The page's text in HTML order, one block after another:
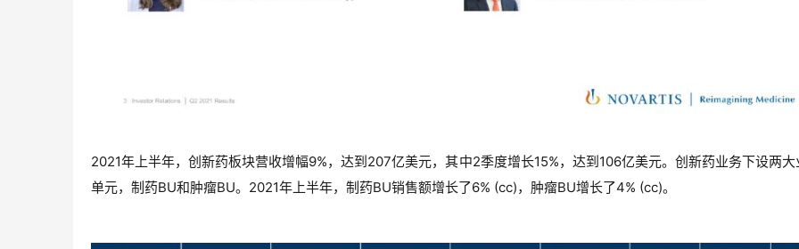
2021年上半年，创新药板块营收增幅9%，达到207亿美元，其中2季度增长15%，达到106亿美元。创新药业务下设两大
单元，制药BU和肿瘤BU。2021年上半年，制药BU销售额增长了6% (cc)，肿瘤BU增长了4% (cc)。